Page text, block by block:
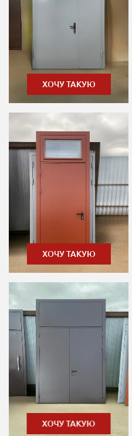
ХОЧУ ТАКУЮ
ХОЧУ ТАКУЮ
ХОЧУ ТАКУЮ